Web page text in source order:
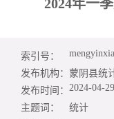
2024年一
索引号：
发布机构： 蒙阴县统
发布时间： 2024-04-
主题词：
统计